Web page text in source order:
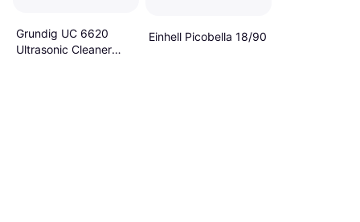
Grundig UC 6620
Ultrasonic Cleaner
Einhell Picobella 18/90